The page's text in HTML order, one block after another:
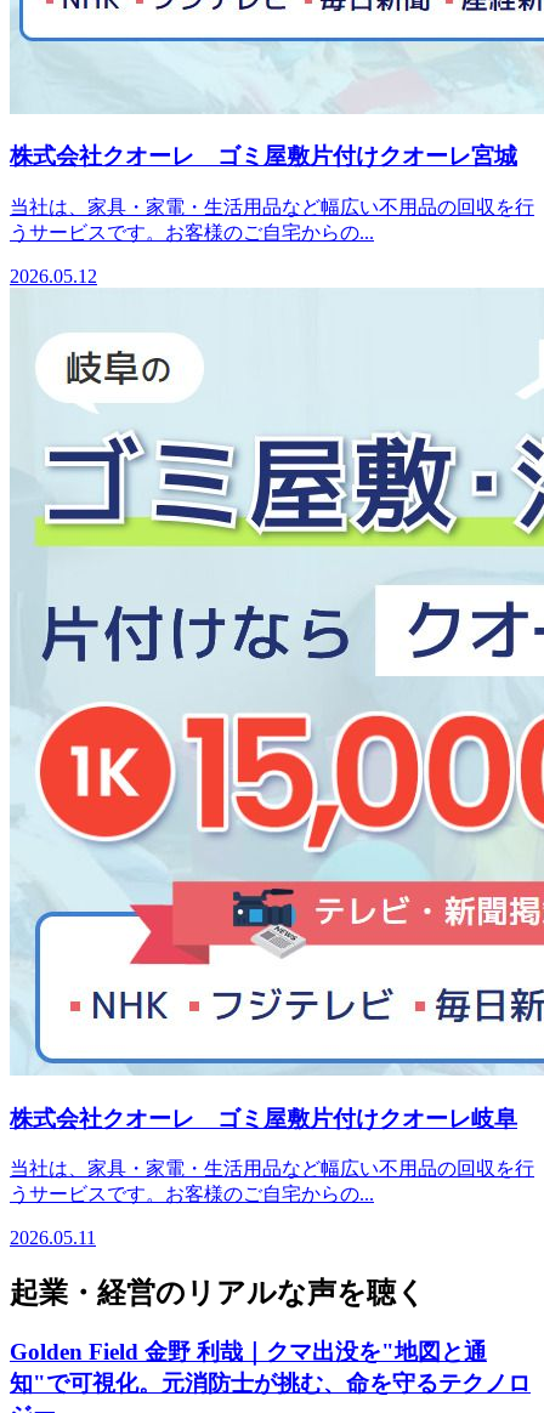
株式会社クオーレ ゴミ屋敷片付けクオーレ宮城
当社は、家具・家電・生活用品など幅広い不用品の回収を行
うサービスです。お客様のご自宅からの...
2026.05.12
株式会社クオーレ ゴミ屋敷片付けクオーレ岐阜
当社は、家具・家電・生活用品など幅広い不用品の回収を行
うサービスです。お客様のご自宅からの...
2026.05.11
起業・経営のリアルな声を聴く
Golden Field 金野 利哉｜クマ出没を"地図と通
知"で可視化。元消防士が挑む、命を守るテクノロ